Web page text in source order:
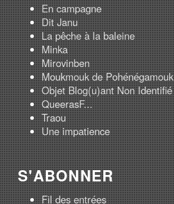
En campagne
Dit Janu
La pêche à la baleine
Minka
Mirovinben
Moukmouk de Pohénégamouk
Objet Blog(u)ant Non Identifié
QueerasF...
Traou
Une impatience
S'ABONNER
Fil des entrées